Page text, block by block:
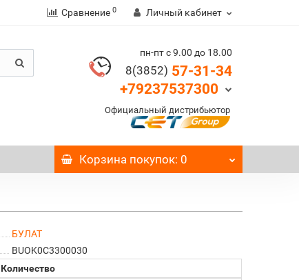
Сравнение 0 Личный кабинет
пн-пт с 9.00 до 18.00
8(3852) 57-31-34
+79237537300
Официальный дистрибьютор
Корзина покупок: 0
БУЛАТ
BUOK0C3300030
Количество